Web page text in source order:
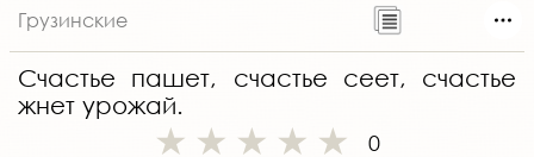
Грузинские
Счастье пашет, счастье сеет, счастье
жнет урожай.
0